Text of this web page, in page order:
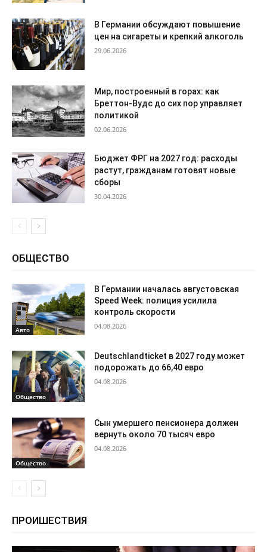
В Германии обсуждают повышение
цен на сигареты и крепкий алкоголь
29.06.2026
Мир, построенный в горах: как
Бреттон-Вудс до сих пор управляет
политикой
02.06.2026
Бюджет ФРГ на 2027 год: расходы
растут, гражданам готовят новые
сборы
30.04.2026
ОБЩЕСТВО
Авто
В Германии началась августовская
Speed Week: полиция усилила
контроль скорости
04.08.2026
Общество
Deutschlandticket в 2027 году может
подорожать до 66,40 евро
04.08.2026
Общество
Сын умершего пенсионера должен
вернуть около 70 тысяч евро
04.08.2026
ПРОИШЕСТВИЯ